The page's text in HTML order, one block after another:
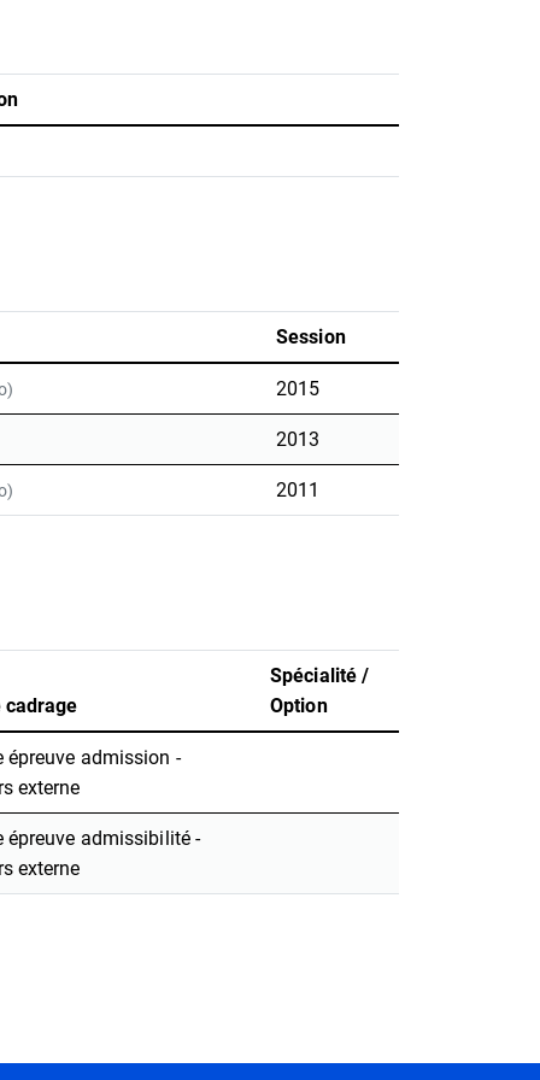
Session
2015
2013
2011
cadrage
Spécialité /
Option
épreuve admission -
externe
épreuve admissibilité -
externe